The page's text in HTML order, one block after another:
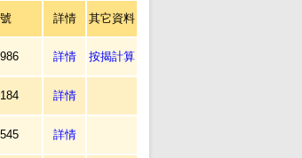
詳情 其它資料
詳情 按揭計算
詳情
詳情